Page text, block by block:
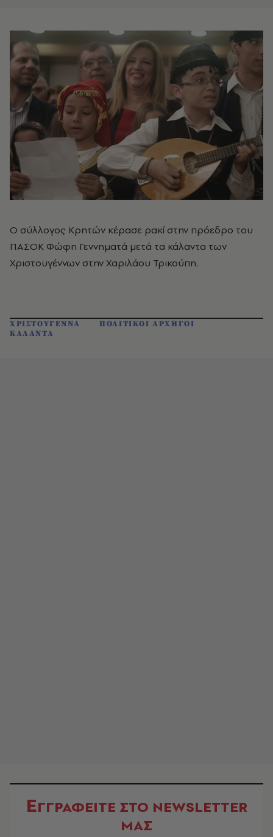
Ο σύλλογος Κρητών κέρασε ρακί στην πρόεδρο του
ΠΑΣΟΚ Φώφη Γεννηματά μετά τα κάλαντα των
Χριστουγέννων στην Χαριλάου Τρικούπη.
ΧΡΙΣΤΟΥΓΕΝΝΑ
ΠΟΛΙΤΙΚΟΙ ΑΡΧΗΓΟΙ
ΚΑΛΑΝΤΑ
ΕΓΓΡΑΦΕΙΤΕ ΣΤΟ NEWSLETTER
ΜΑΣ